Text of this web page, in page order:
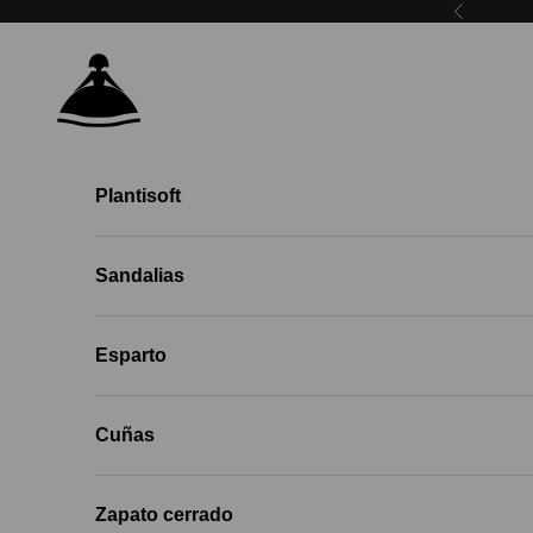
Anterior
Menina Step EU
Plantisoft
Sandalias
Esparto
Cuñas
Zapato cerrado